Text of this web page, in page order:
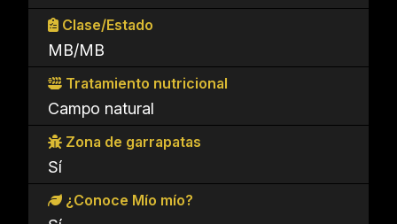
Clase/Estado
MB/MB
Tratamiento nutricional
Campo natural
Zona de garrapatas
Sí
¿Conoce Mío mío?